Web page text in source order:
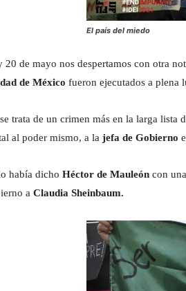
El país del miedo
20 de mayo nos despertamos con otra
de México fueron ejecutados a plena
trata de un crimen más en la larga lista
al poder mismo, a la jefa de Gobierno
había dicho Héctor de Mauleón con
a Claudia Sheinbaum.